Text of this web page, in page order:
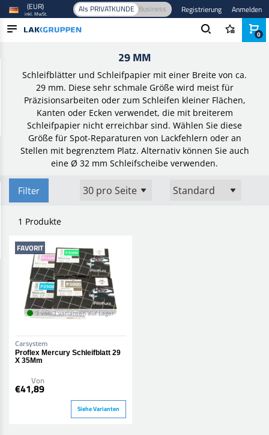
BRANCHEN
MARKEN
BLOG
NEUHEITEN
(EUR)
inkl. MwSt. Als PRIVATKUNDE Business Registrierung Anmelden
29 MM
Schleifblätter und Schleifpapier mit einer Breite von ca.
29 mm. Diese sehr schmale Größe wird meist für
Präzisionsarbeiten oder zum Schleifen kleiner Flächen,
Kanten oder Ecken verwendet, die mit breiterem
Schleifpapier nicht erreichbar sind. Wählen Sie diese
Größe für Spot-Reparaturen von Lackfehlern oder an
Stellen mit begrenztem Platz. Alternativ können Sie auch
eine Ø 32 mm Schleifscheibe verwenden.
Filter
1 Produkte
FAVORIT
3 von 3 varianten auf Lager
Carsystem
Proflex Mercury Schleifblatt 29
X 35Mm
Von
€41,89
Siehe Varianten
0